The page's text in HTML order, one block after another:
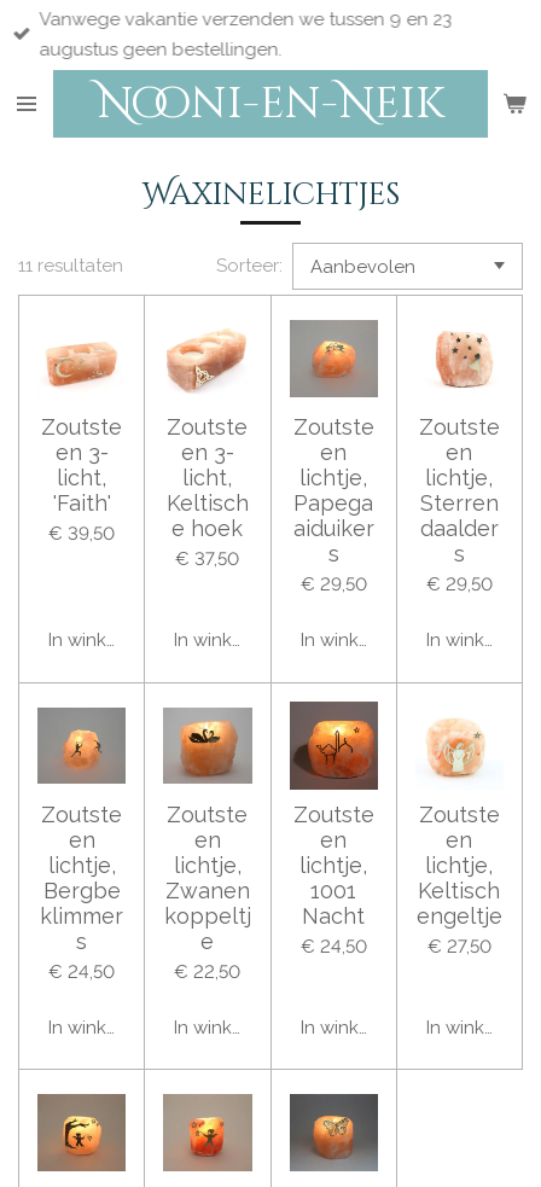
Ga
direct
de
Nooni-en-Neik
Vanwege vakantie verzenden we tussen 9 en 23
augustus geen bestellingen.
Waxinelichtjes
11 resultaten Sorteer:
Zoutste
en 3-
licht,
'Faith'
€ 39,50
In winkelwagen
Zoutste
en 3-
licht,
Keltisch
e hoek
€ 37,50
In winkelwagen
Zoutste
en
lichtje,
Papega
aiduiker
s
€ 29,50
In winkelwagen
Zoutste
en
lichtje,
Sterren
daalder
s
€ 29,50
In
Zoutste
en
lichtje,
Bergbe
klimmer
s
€ 24,50
In winkelwagen
Zoutste
en
lichtje,
Zwanen
koppeltj
e
€ 22,50
In winkelwagen
Zoutste
en
lichtje,
1001
Nacht
€ 24,50
In winkelwagen
Zoutste
en
lichtje,
Keltisch
engeltje
€ 27,50
In